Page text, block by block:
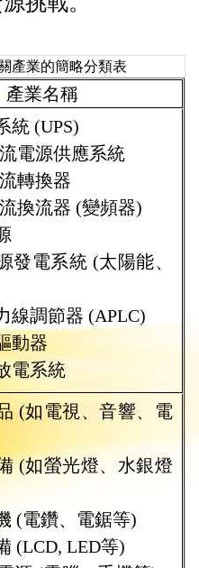
產業的簡略分類表
產業名稱
統 (UPS)
電源供應系統
轉換器
換流器 (變頻器)
發電系統 (太陽能、
線調節器 (APLC)
動器
電系統
(如電視、音響、電
(如螢光燈、水銀燈
(電鑽、電鋸等)
(LCD, LED等)